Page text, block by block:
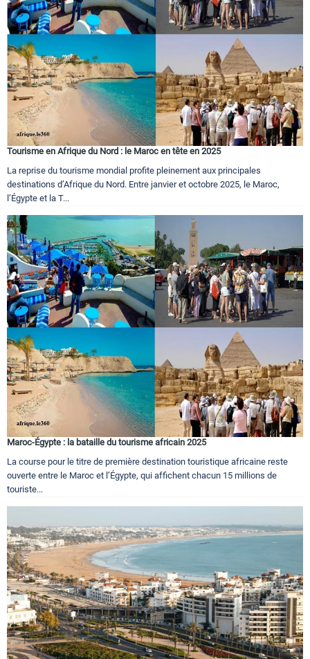
Circuits touristiques
Tourisme
Régions
Contact
Tourisme en Afrique du Nord : le Maroc en tête en 2025
La reprise du tourisme mondial profite pleinement aux principales
destinations d’Afrique du Nord. Entre janvier et octobre 2025, le Maroc,
l’Égypte et la T...
Maroc-Égypte : la bataille du tourisme africain 2025
La course pour le titre de première destination touristique africaine reste
ouverte entre le Maroc et l’Égypte, qui affichent chacun 15 millions de
touriste...